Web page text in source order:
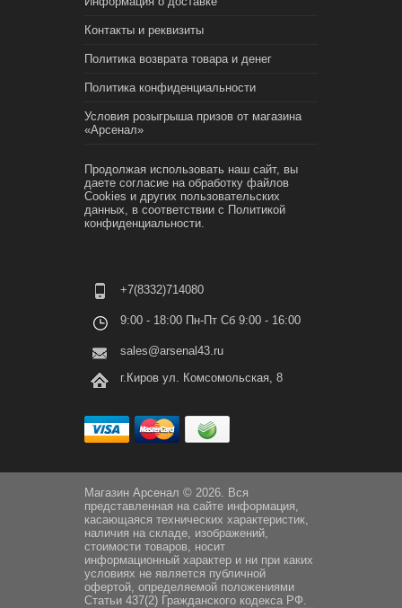
Контакты и реквизиты
Политика возврата товара и денег
Политика конфиденциальности
Условия розыгрыша призов от магазина
«Арсенал»
Продолжая использовать наш сайт, вы
даете согласие на обработку файлов
Cookies и других пользовательских
данных, в соответствии с Политикой
конфиденциальности.
+7(8332)714080
9:00 - 18:00 Пн-Пт Сб 9:00 - 16:00
sales@arsenal43.ru
г.Киров ул. Комсомольская, 8
Магазин Арсенал © 2026. Вся
представленная на сайте информация,
касающаяся технических характеристик,
наличия на складе, изображений,
стоимости товаров, носит
информационный характер и ни при каких
условиях не является публичной
офертой, определяемой положениями
Статьи 437(2) Гражданского кодекса РФ.